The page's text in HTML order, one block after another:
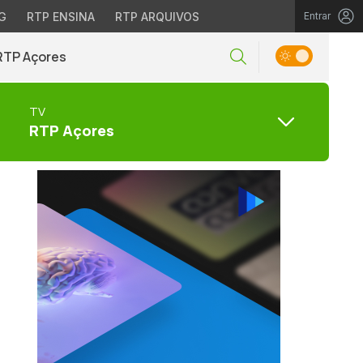
RTP ENSINA RTP ARQUIVOS Entrar
Açores
TV
RTP Açores